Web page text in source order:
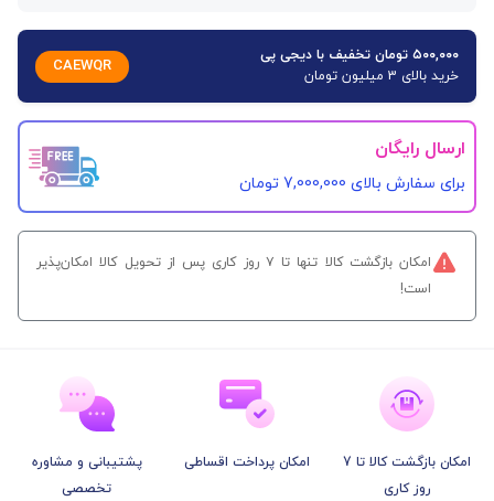
۵۰۰,۰۰۰ تومان تخفیف با دیجی پی
خرید بالای 3 میلیون تومان
CAEWQR
ارسال رایگان
برای سفارش‌ بالای 7,000,000 تومان
امکان بازگشت کالا تنها تا ۷ روز کاری پس از تحویل کالا امکان‌پذیر
است!
امکان بازگشت کالا تا 7
روز کاری
امکان پرداخت اقساطی
پشتیبانی و مشاوره
تخصصی